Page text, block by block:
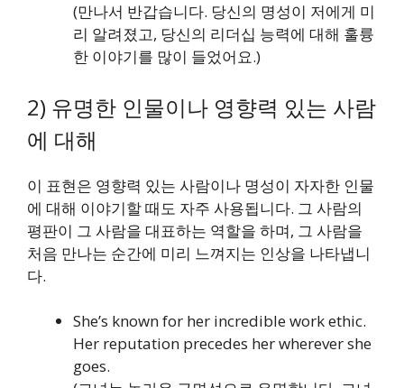
(만나서 반갑습니다. 당신의 명성이 저에게 미
리 알려졌고, 당신의 리더십 능력에 대해 훌륭
한 이야기를 많이 들었어요.)
2) 유명한 인물이나 영향력 있는 사람
에 대해
이 표현은 영향력 있는 사람이나 명성이 자자한 인물
에 대해 이야기할 때도 자주 사용됩니다. 그 사람의
평판이 그 사람을 대표하는 역할을 하며, 그 사람을
처음 만나는 순간에 미리 느껴지는 인상을 나타냅니
다.
She’s known for her incredible work ethic.
Her reputation precedes her wherever she
goes.